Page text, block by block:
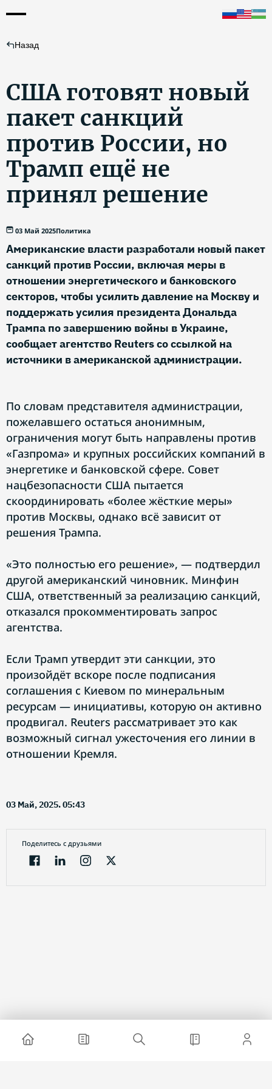
Назад
США готовят новый
пакет санкций
против России, но
Трамп ещё не
принял решение
03 Май 2025Политика
Американские власти разработали новый пакет
санкций против России, включая меры в
отношении энергетического и банковского
секторов, чтобы усилить давление на Москву и
поддержать усилия президента Дональда
Трампа по завершению войны в Украине,
сообщает агентство Reuters со ссылкой на
источники в американской администрации.
По словам представителя администрации,
пожелавшего остаться анонимным,
ограничения могут быть направлены против
«Газпрома» и крупных российских компаний в
энергетике и банковской сфере. Совет
нацбезопасности США пытается
скоординировать «более жёсткие меры»
против Москвы, однако всё зависит от
решения Трампа.
«Это полностью его решение», — подтвердил
другой американский чиновник. Минфин
США, ответственный за реализацию санкций,
отказался прокомментировать запрос
агентства.
Если Трамп утвердит эти санкции, это
произойдёт вскоре после подписания
соглашения с Киевом по минеральным
ресурсам — инициативы, которую он активно
продвигал. Reuters рассматривает это как
возможный сигнал ужесточения его линии в
отношении Кремля.
03 Май, 2025. 05:43
Поделитесь с друзьями